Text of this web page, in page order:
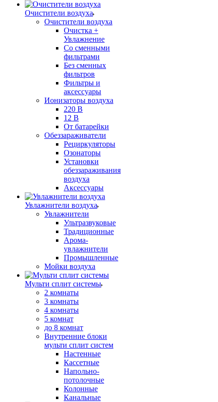
Очистители воздуха
Очистители воздуха
Очистка +
Увлажнение
Cо сменными
фильтрами
Без сменных
фильтров
Фильтры и
аксессуары
Ионизаторы воздуха
220 В
12 В
От батарейки
Обеззараживатели
Рециркуляторы
Озонаторы
Установки
обеззараживания
воздуха
Аксессуары
Увлажнители воздуха
Увлажнители
Ультразвуковые
Традиционные
Арома-
увлажнители
Промышленные
Мойки воздуха
Мульти сплит системы
2 комнаты
3 комнаты
4 комнаты
5 комнат
до 8 комнат
Внутренние блоки
мульти сплит систем
Настенные
Кассетные
Напольно-
потолочные
Колонные
Канальные